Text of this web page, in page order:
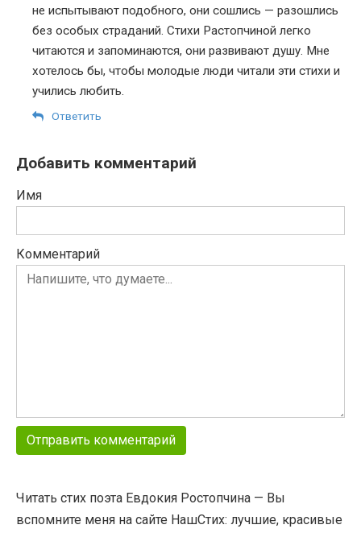
не испытывают подобного, они сошлись — разошлись
без особых страданий. Стихи Растопчиной легко
читаются и запоминаются, они развивают душу. Мне
хотелось бы, чтобы молодые люди читали эти стихи и
учились любить.
Ответить
Добавить комментарий
Имя
Комментарий
Читать стих поэта Евдокия Ростопчина — Вы
вспомните меня на сайте НашСтих: лучшие, красивые